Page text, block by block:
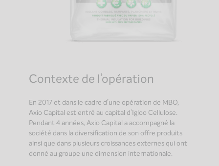
Contexte de l’opération
En 2017 et dans le cadre d’une opération de MBO,
Axio Capital est entré au capital d’Igloo Cellulose.
Pendant 4 années, Axio Capital a accompagné la
société dans la diversification de son offre produits
ainsi que dans plusieurs croissances externes qui ont
donné au groupe une dimension internationale.